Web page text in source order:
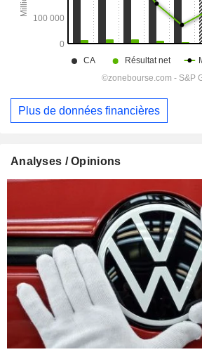
Plus de données financières
Analyses / Opinions